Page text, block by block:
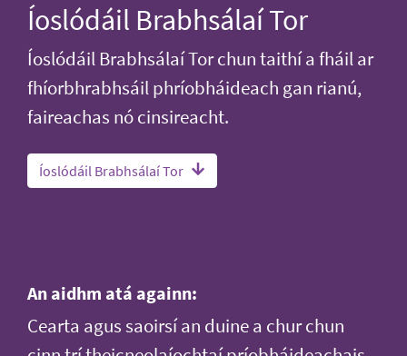
Íoslódáil Brabhsálaí Tor
Íoslódáil Brabhsálaí Tor chun taithí a fháil ar
fhíorbhrabhsáil phríobháideach gan rianú,
faireachas nó cinsireacht.
Íoslódáil Brabhsálaí Tor
An aidhm atá againn:
Cearta agus saoirsí an duine a chur chun